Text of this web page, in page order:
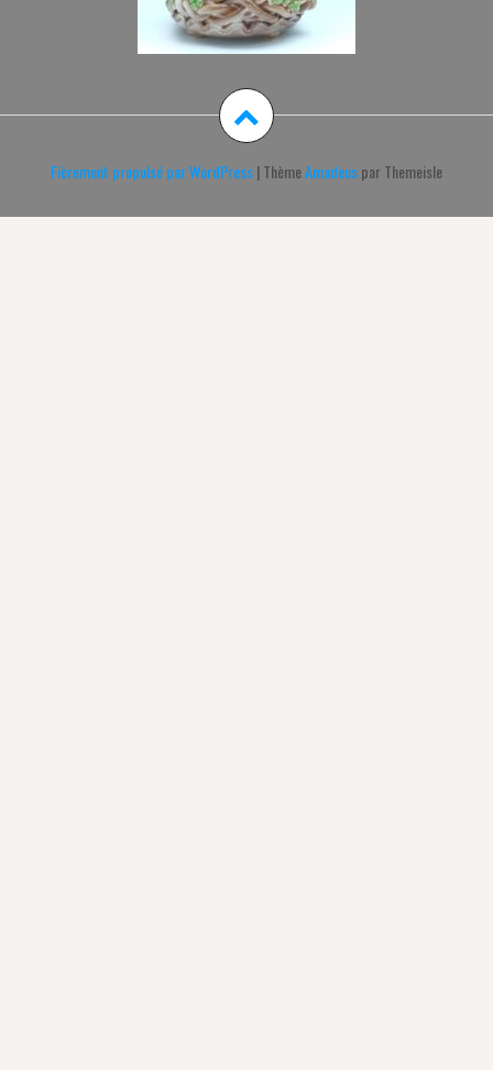
Fièrement propulsé par WordPress|ThèmeAmadeuspar Themeisle